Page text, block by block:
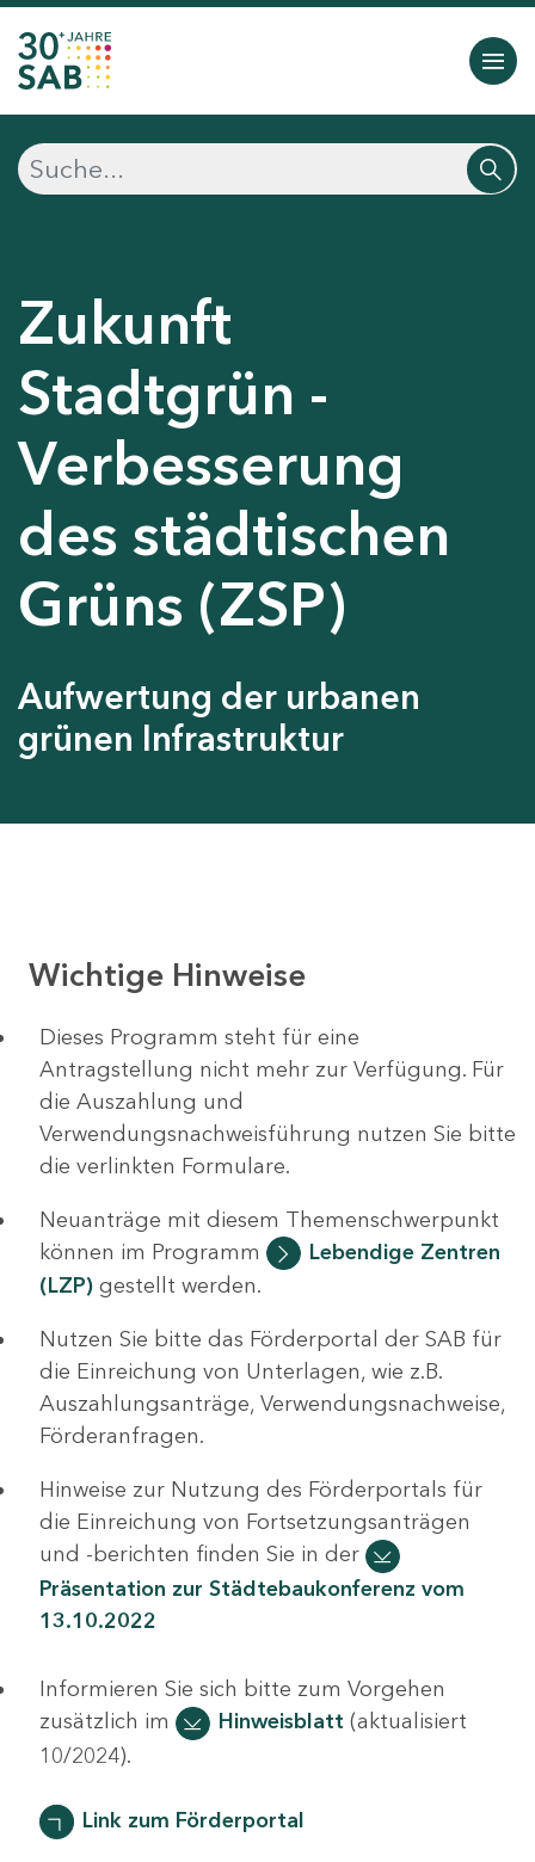
Zukunft
Stadtgrün -
Verbesserung
des städtischen
Grüns (ZSP)
Aufwertung der urbanen
grünen Infrastruktur
Wichtige Hinweise
Dieses Programm steht für eine
Antragstellung nicht mehr zur Verfügung. Für
die Auszahlung und
Verwendungsnachweisführung nutzen Sie bitte
die verlinkten Formulare.
Neuanträge mit diesem Themenschwerpunkt
können im Programm
Lebendige Zentren
(LZP) gestellt werden.
Nutzen Sie bitte das Förderportal der SAB für
die Einreichung von Unterlagen, wie z.B.
Auszahlungsanträge, Verwendungsnachweise,
Förderanfragen.
Hinweise zur Nutzung des Förderportals für
die Einreichung von Fortsetzungsanträgen
und -berichten finden Sie in der
Präsentation zur Städtebaukonferenz vom
13.10.2022
Informieren Sie sich bitte zum Vorgehen
zusätzlich im
Hinweisblatt (aktualisiert
10/2024).
Link zum Förderportal